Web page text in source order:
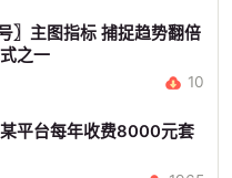
〗主图指标 捕捉趋势翻倍
之一
10
平台每年收费8000元套